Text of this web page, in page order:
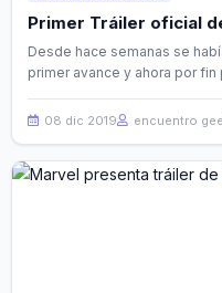
Primer Tráiler oficial
Desde hace semanas se
primer avance y ahora por
08 dic 2019 encuentro